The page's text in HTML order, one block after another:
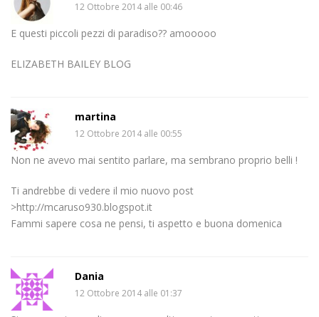
12 Ottobre 2014 alle 00:46
E questi piccoli pezzi di paradiso?? amooooo
ELIZABETH BAILEY BLOG
martina
12 Ottobre 2014 alle 00:55
Non ne avevo mai sentito parlare, ma sembrano proprio belli !
Ti andrebbe di vedere il mio nuovo post
>http://mcaruso930.blogspot.it
Fammi sapere cosa ne pensi, ti aspetto e buona domenica
Dania
12 Ottobre 2014 alle 01:37